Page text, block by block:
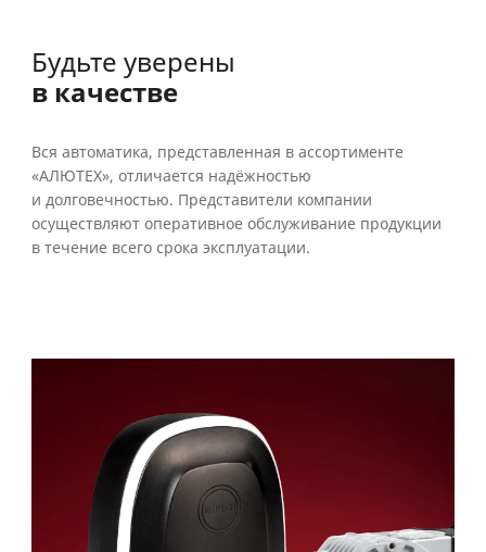
Будьте уверены
в качестве
Вся автоматика, представленная в ассортименте
«АЛЮТЕХ», отличается надёжностью
и долговечностью. Представители компании
осуществляют оперативное обслуживание продукции
в течение всего срока эксплуатации.